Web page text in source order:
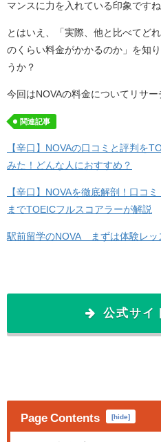
マンスに力を入れている印象ですね
とはいえ、「実際、他と比べてど
のくらい料金がかかるのか」を知
うか？
今回はNOVAの料金についてリサー
関連記事
【辛口】NOVAの口コミと評判を
みた！どんな人におすすめ？
【辛口】NOVAを徹底解剖！口コ
までTOEICフルスコアラーが解説
駅前留学のNOVA まずは体験レッ
公式サイ
Page Contents [hide]